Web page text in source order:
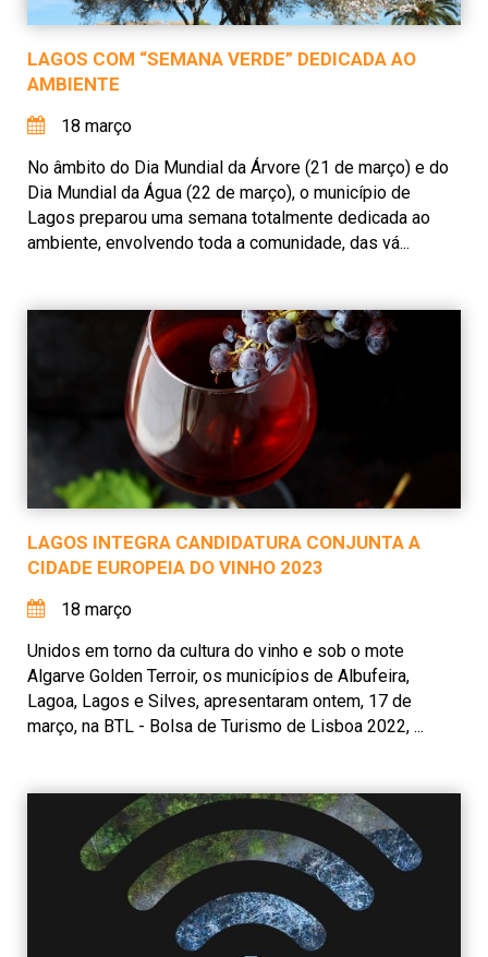
LAGOS COM “SEMANA VERDE” DEDICADA AO
AMBIENTE
18 março
No âmbito do Dia Mundial da Árvore (21 de março) e do
Dia Mundial da Água (22 de março), o município de
Lagos preparou uma semana totalmente dedicada ao
ambiente, envolvendo toda a comunidade, das vá...
LAGOS INTEGRA CANDIDATURA CONJUNTA A
CIDADE EUROPEIA DO VINHO 2023
18 março
Unidos em torno da cultura do vinho e sob o mote
Algarve Golden Terroir, os municípios de Albufeira,
Lagoa, Lagos e Silves, apresentaram ontem, 17 de
março, na BTL - Bolsa de Turismo de Lisboa 2022, ...